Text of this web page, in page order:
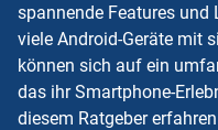
spannende Features
viele Android-Geräte mit
können sich auf ein
das ihr Smartphone-
diesem Ratgeber